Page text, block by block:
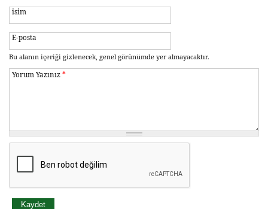
isim
E-posta
Bu alanın içeriği gizlenecek, genel görünümde yer almayacaktır.
Yorum Yazınız*